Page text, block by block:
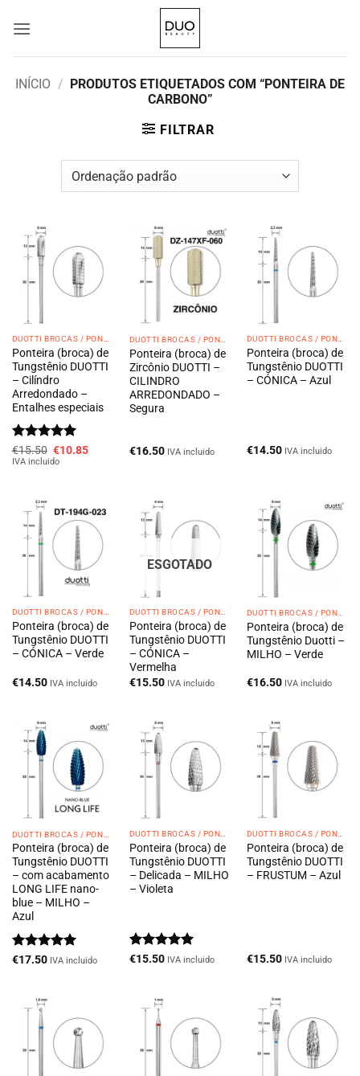
INÍCIO / PRODUTOS ETIQUETADOS COM “PONTEIRA DE
CARBONO”
FILTRAR
Ponteira (broca) de
Tungstênio DUOTTI
– Cilíndro
Arredondado –
Entalhes especiais
Avaliação5
de 5
€15.50 O
preço
€10.85O
IVA incluido
Ponteira (broca) de
Zircônio DUOTTI –
CILINDRO
ARREDONDADO –
Segura
€16.50 IVA incluido
Ponteira (broca) de
Tungstênio DUOTTI
– CÓNICA – Azul
€14.50 IVA incluido
DUOTTI BROCAS / PONTEIRAS
Ponteira (broca) de
Tungstênio DUOTTI
– CÓNICA – Verde
€14.50 IVA incluido
ESGOTADO
DUOTTI BROCAS / PONTEIRAS
Ponteira (broca) de
Tungstênio DUOTTI
– CÓNICA –
Vermelha
€15.50 IVA incluido
DUOTTI BROCAS / PONTEIRAS
Ponteira (broca) de
Tungstênio Duotti –
MILHO – Verde
€16.50 IVA incluido
Ponteira (broca) de
Tungstênio DUOTTI
– com acabamento
LONG LIFE nano-
blue – MILHO –
Azul
Avaliação5
€17.50 IVA incluido
Ponteira (broca) de
Tungstênio DUOTTI
– Delicada – MILHO
– Violeta
Avaliação5
€15.50 IVA incluido
Ponteira (broca) de
Tungstênio DUOTTI
– FRUSTUM – Azul
€15.50 IVA incluido